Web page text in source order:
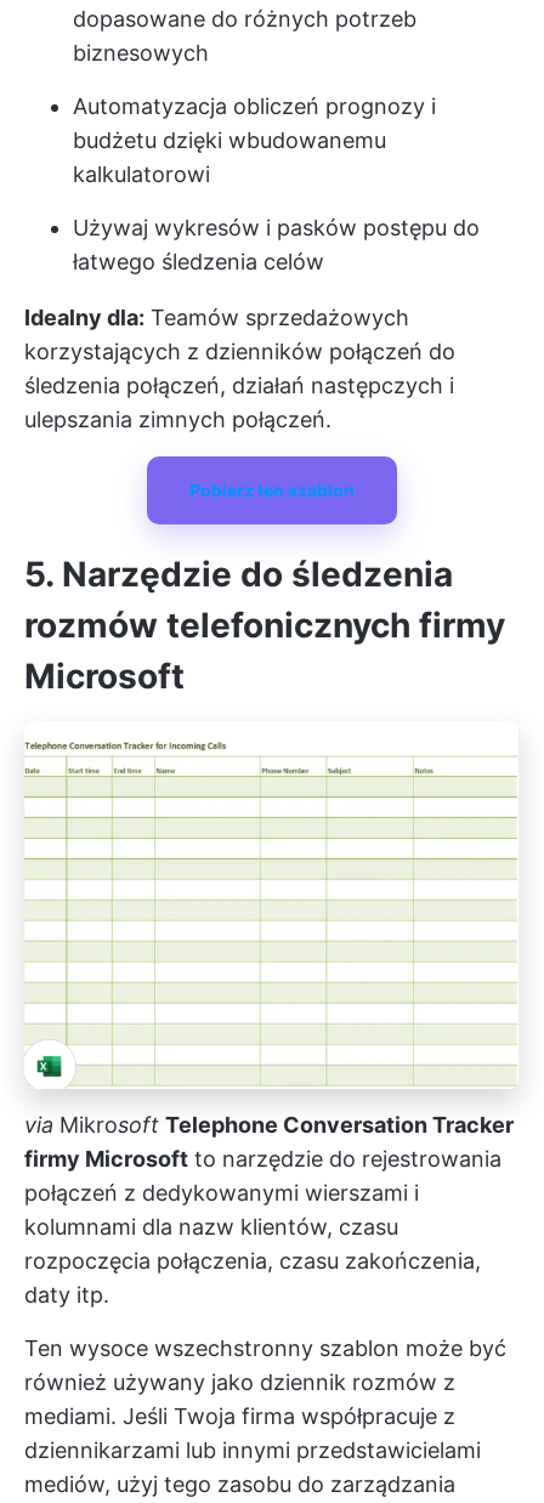
dopasowane do różnych potrzeb
biznesowych
Automatyzacja obliczeń prognozy i
budżetu dzięki wbudowanemu
kalkulatorowi
Używaj wykresów i pasków postępu do
łatwego śledzenia celów
Idealny dla: Teamów sprzedażowych
korzystających z dzienników połączeń do
śledzenia połączeń, działań następczych i
ulepszania zimnych połączeń.
Pobierz ten szablon
5. Narzędzie do śledzenia
rozmów telefonicznych firmy
Microsoft
via Mikrosoft Telephone Conversation Tracker
firmy Microsoft to narzędzie do rejestrowania
połączeń z dedykowanymi wierszami i
kolumnami dla nazw klientów, czasu
rozpoczęcia połączenia, czasu zakończenia,
daty itp.
Ten wysoce wszechstronny szablon może być
również używany jako dziennik rozmów z
mediami. Jeśli Twoja firma współpracuje z
dziennikarzami lub innymi przedstawicielami
mediów, użyj tego zasobu do zarządzania